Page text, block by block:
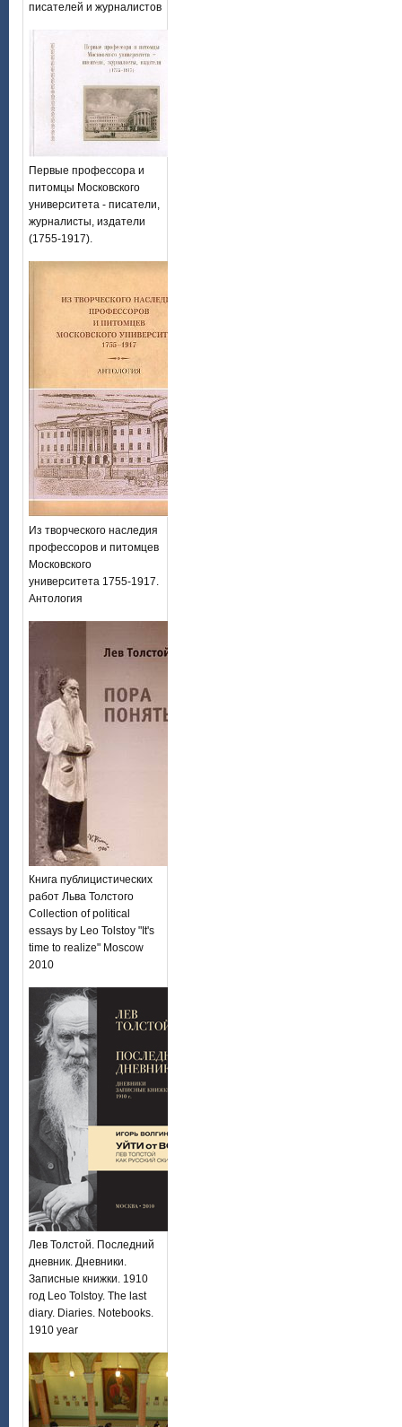
писателей и журналистов
Первые профессора и
питомцы Московского
университета - писатели,
журналисты, издатели
(1755-1917).
Из творческого наследия
профессоров и питомцев
Московского
университета 1755-1917.
Антология
Книга публицистических
работ Льва Толстого
Collection of political
essays by Leo Tolstoy "It's
time to realize" Moscow
2010
Лев Толстой. Последний
дневник. Дневники.
Записные книжки. 1910
год Leo Tolstoy. The last
diary. Diaries. Notebooks.
1910 year